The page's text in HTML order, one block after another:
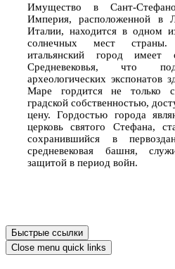
Имущество в Сант-
Империя, расположенной в
Италии, находится в одном
солнечных мест
итальянский город
Средневековья, что
археологических экспонатов
Маре гордится не только
градской собственностью,
цену. Гордостью города
церковь святого Стефана,
сохранившийся в
средневековая башня,
защитой в период войн.
Быстрые ссылки
Close menu quick links